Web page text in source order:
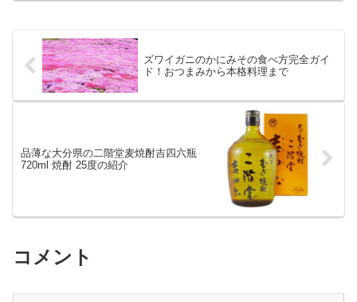
ズワイガニのかにみその食べ方完全ガイ
ド！おつまみから本格料理まで
品薄な大分県の二階堂麦焼酎吉四六瓶
720ml 焼酎 25度の紹介
コメント